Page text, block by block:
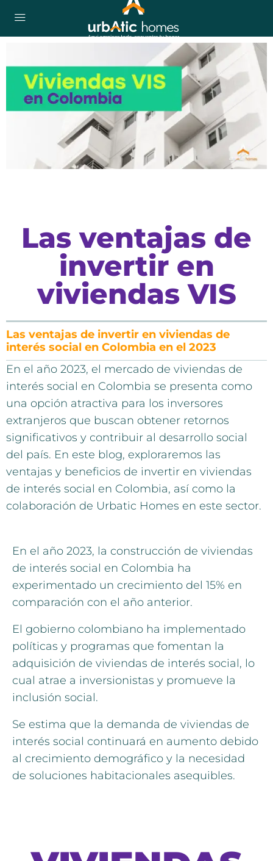
Las ventajas de
invertir en
viviendas VIS
Las ventajas de invertir en viviendas de
interés social en Colombia en el 2023
En el año 2023, el mercado de viviendas de
interés social en Colombia se presenta como
una opción atractiva para los inversores
extranjeros que buscan obtener retornos
significativos y contribuir al desarrollo social
del país. En este blog, exploraremos las
ventajas y beneficios de invertir en viviendas
de interés social en Colombia, así como la
colaboración de Urbatic Homes en este sector.
En el año 2023, la construcción de viviendas
de interés social en Colombia ha
experimentado un crecimiento del 15% en
comparación con el año anterior.
El gobierno colombiano ha implementado
políticas y programas que fomentan la
adquisición de viviendas de interés social, lo
cual atrae a inversionistas y promueve la
inclusión social.
Se estima que la demanda de viviendas de
interés social continuará en aumento debido
al crecimiento demográfico y la necesidad
de soluciones habitacionales asequibles.